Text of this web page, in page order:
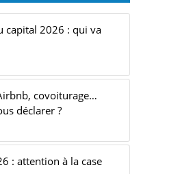
capital 2026 : qui va
covoiturage…
déclarer ?
: attention à la case